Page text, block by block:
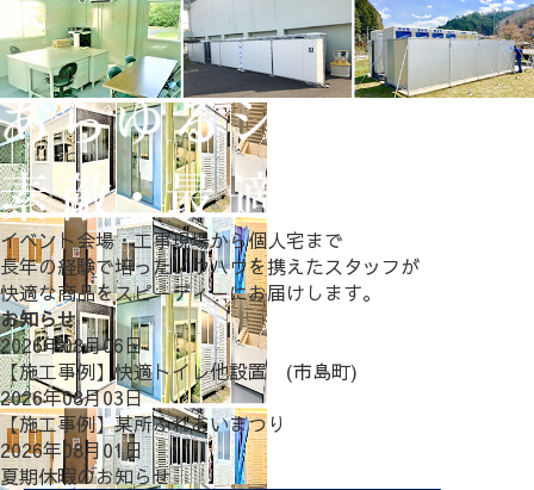
イベント会場・工事現場から個人宅まで
長年の経験で培ったノウハウを携えたスタッフが
快適な商品をスピーディーにお届けします。
お知らせ
2026年08月06日
【施工事例】快適トイレ他設置 (市島町)
2026年08月03日
【施工事例】某所ふれあいまつり
2026年08月01日
夏期休暇のお知らせ